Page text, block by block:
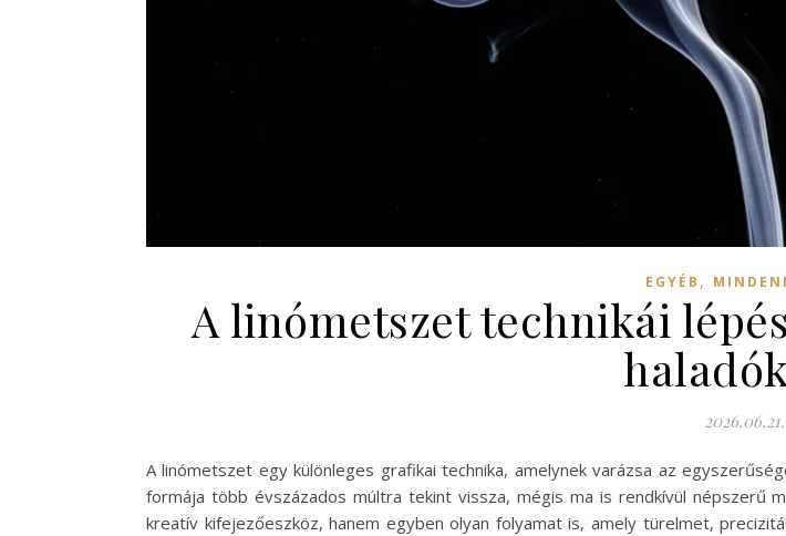
EGYÉB ,
A linómetszet technikái
2026.06.21.
A linómetszet egy különleges grafikai technika, amelynek varázsa az
formája több évszázados múltra tekint vissza, mégis ma is rendkívül népszerű
kreatív kifejezőeszköz, hanem egyben olyan folyamat is, amely türelmet,